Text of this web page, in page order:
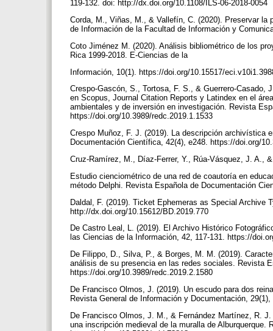
119-132. doi: http://dx.doi.org/10.1108/ILS-06-2018-0054
Corda, M., Viñas, M., & Vallefín, C. (2020). Preservar
de Información de la Facultad de Información y
Coto Jiménez M. (2020). Análisis bibliométrico de los
Rica 1999-2018. E-Ciencias de la
Información, 10(1). https://doi.org/10.15517/
Crespo-Gascón, S., Tortosa, F. S., & Guerrero-
en Scopus, Journal Citation Reports y Latindex en el
ambientales y de inversión en investigación. Revista
https://doi.org/10.3989/redc.2019.1.1533
Crespo Muñoz, F. J. (2019). La descripción archivística
Documentación Científica, 42(4), e248. https://doi.org/
Cruz-Ramírez, M., Díaz-Ferrer, Y., Rúa-Vásquez, J. A.,
Estudio cienciométrico de una red de coautoría en
método Delphi. Revista Española de Documentación
Daldal, F. (2019). Ticket Ephemeras as Special Archive
http://dx.doi.org/10.15612/BD.2019.770
De Castro Leal, L. (2019). El Archivo Histórico
las Ciencias de la Información, 42, 117-131. https://
De Filippo, D., Silva, P., & Borges, M. M. (2019).
análisis de su presencia en las redes sociales. Revista
https://doi.org/10.3989/redc.2019.2.1580
De Francisco Olmos, J. (2019). Un escudo para dos
Revista General de Información y Documentación,
De Francisco Olmos, J. M., & Fernández Martínez, R.
una inscripción medieval de la muralla de